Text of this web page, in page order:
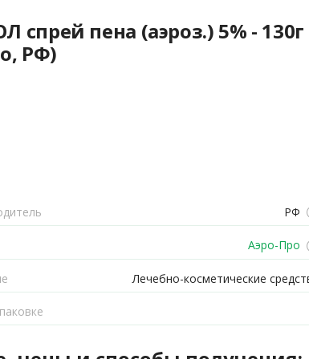
спрей пена (аэроз.) 5% -
РФ)
РФ
Аэро-Про
Лечебно-косметические